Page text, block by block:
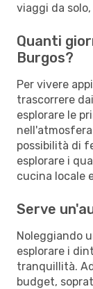
viaggi da
Quanti
Burgos?
Per vivere
trascorrere
esplorare le
possibilità di
esplorare i
cucina locale
Serve
Noleggiando
esplorare i
tranquillità.
budget,